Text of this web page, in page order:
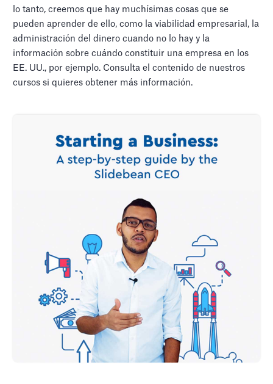
lo tanto, creemos que hay muchísimas cosas que se
pueden aprender de ello, como la viabilidad empresarial, la
administración del dinero cuando no lo hay y la
información sobre cuándo constituir una empresa en los
EE. UU., por ejemplo. Consulta el contenido de nuestros
cursos si quieres obtener más información.